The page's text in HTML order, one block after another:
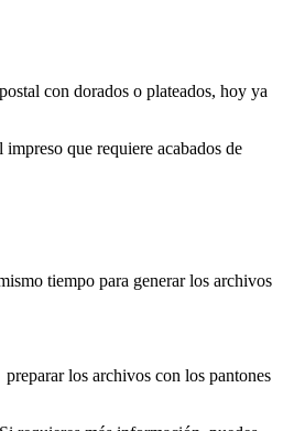
con dorados o plateados, hoy ya
que requiere acabados de
tiempo para generar los archivos
los archivos con los pantones